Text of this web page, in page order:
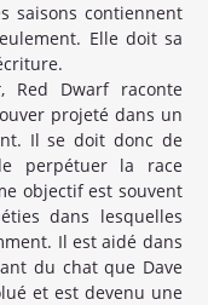
saisons contiennent
Elle doit sa
, Red Dwarf raconte
projeté dans un
Il se doit donc de
perpétuer la race
objectif est souvent
dans lesquelles
Il est aidé dans
du chat que Dave
et est devenu une